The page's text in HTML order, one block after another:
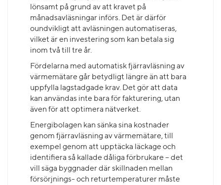
lönsamt på grund av att kravet på
månadsavläsningar införs. Det är därför
oundvikligt att avläsningen automatiseras,
vilket är en investering som kan betala sig
inom två till tre år.
Fördelarna med automatisk fjärravläsning av
värmemätare går betydligt längre än att bara
uppfylla lagstadgade krav. Det gör att data
kan användas inte bara för fakturering, utan
även för att optimera nätverket.
Energibolagen kan sänka sina kostnader
genom fjärravläsning av värmemätare, till
exempel genom att upptäcka läckage och
identifiera så kallade dåliga förbrukare – det
vill säga byggnader där skillnaden mellan
försörjnings- och returtemperaturer måste